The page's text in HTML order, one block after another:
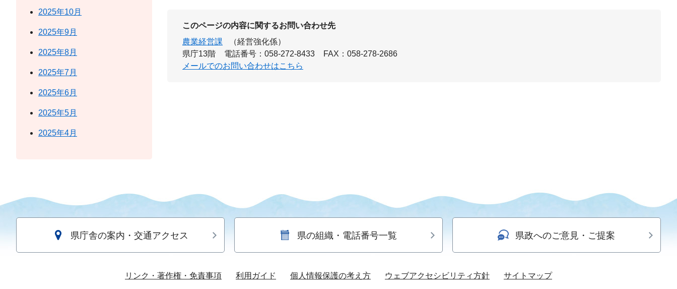
このページの内容に関するお問い合わせ先
農業経営課
（経営強化係）
県庁13階
電話番号：058-272-8433
FAX：058-278-2686
メールでのお問い合わせはこちら
2025年10月
2025年9月
2025年8月
2025年7月
2025年6月
2025年5月
2025年4月
県庁舎の案内・交通アクセス 県の組織・電話番号一覧 県政へのご意見・ご提案
リンク・著作権・免責事項 利用ガイド 個人情報保護の考え方 ウェブアクセシビリティ方針 サイトマップ